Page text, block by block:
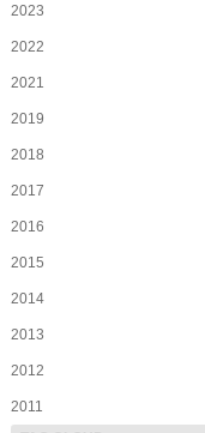
2023
2022
2021
2019
2018
2017
2016
2015
2014
2013
2012
2011